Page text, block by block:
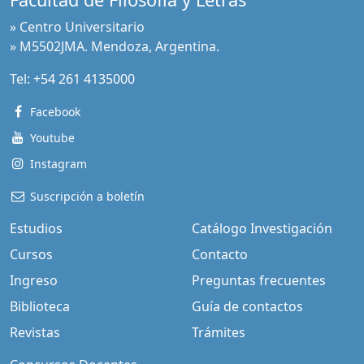
» Centro Universitario
» M5502JMA. Mendoza, Argentina.
Tel: +54 261 4135000
Facebook
Youtube
Instagram
Suscripción a boletín
Estudios
Cursos
Ingreso
Biblioteca
Revistas
Catálogo Investigación
Contacto
Preguntas frecuentes
Guía de contactos
Trámites